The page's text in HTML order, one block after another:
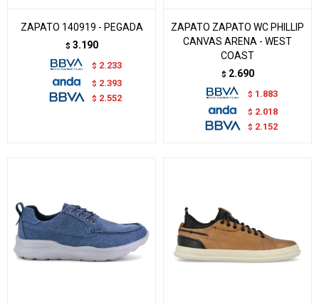
ZAPATO 140919 - PEGADA
$ 3.190
$ 2.233
$ 2.393
$ 2.552
ZAPATO ZAPATO WC PHILLIP
CANVAS ARENA - WEST
COAST
$ 2.690
$ 1.883
$ 2.018
$ 2.152